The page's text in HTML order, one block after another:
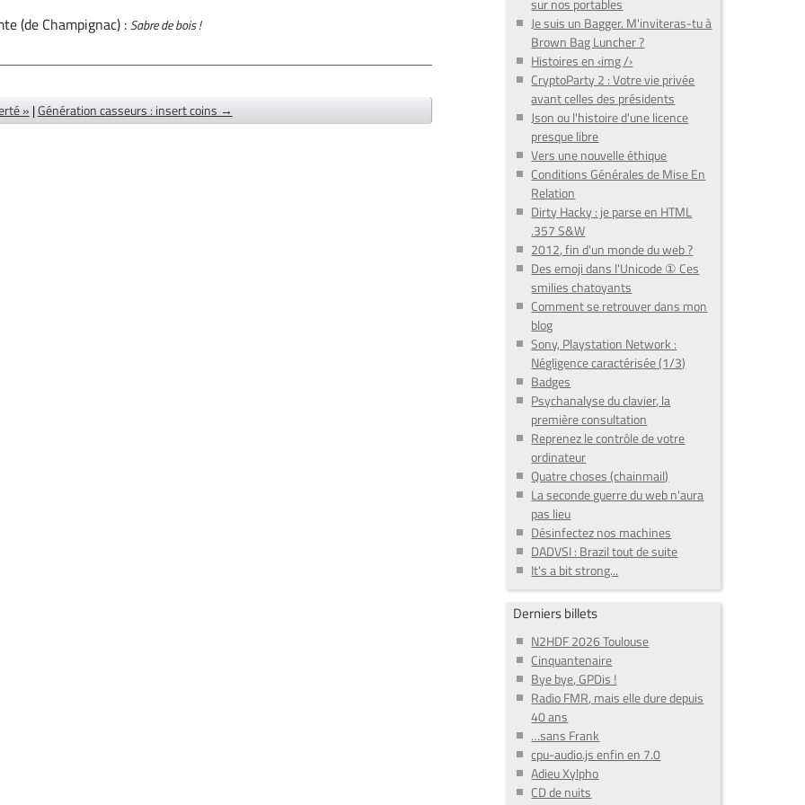
(de Champignac) :Sabre de bois !
» |Génération casseurs : insert coins →
sur nos portables
Je suis un Bagger. M'inviteras-tu à
Brown Bag Luncher ?
Histoires en ‹img /›
CryptoParty 2 : Votre vie privée
avant celles des présidents
Json ou l'histoire d'une licence
presque libre
Vers une nouvelle éthique
Conditions Générales de Mise En
Relation
Dirty Hacky : je parse en HTML
.357 S&W
2012, fin d'un monde du web ?
Des emoji dans l'Unicode ① Ces
smilies chatoyants
Comment se retrouver dans mon
blog
Sony, Playstation Network :
Négligence caractérisée (1/3)
Badges
Psychanalyse du clavier, la
première consultation
Reprenez le contrôle de votre
ordinateur
Quatre choses (chainmail)
La seconde guerre du web n'aura
pas lieu
Désinfectez nos machines
DADVSI : Brazil tout de suite
It's a bit strong...
Derniers billets
N2HDF 2026 Toulouse
Cinquantenaire
Bye bye, GPDis !
Radio FMR, mais elle dure depuis
40 ans
…sans Frank
cpu-audio.js enfin en 7.0
Adieu Xylpho
CD de nuits